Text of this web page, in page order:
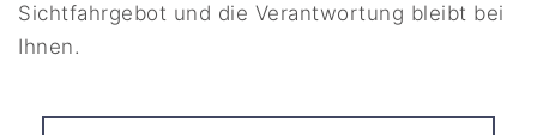
Sichtfahrgebot und die Verantwortung bleibt bei
Ihnen.